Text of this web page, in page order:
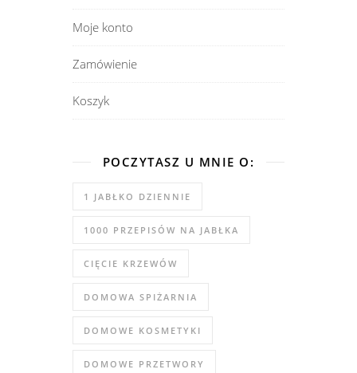
Moje konto
Zamówienie
Koszyk
POCZYTASZ U MNIE O:
1 JABŁKO DZIENNIE
1000 PRZEPISÓW NA JABŁKA
CIĘCIE KRZEWÓW
DOMOWA SPIŻARNIA
DOMOWE KOSMETYKI
DOMOWE PRZETWORY